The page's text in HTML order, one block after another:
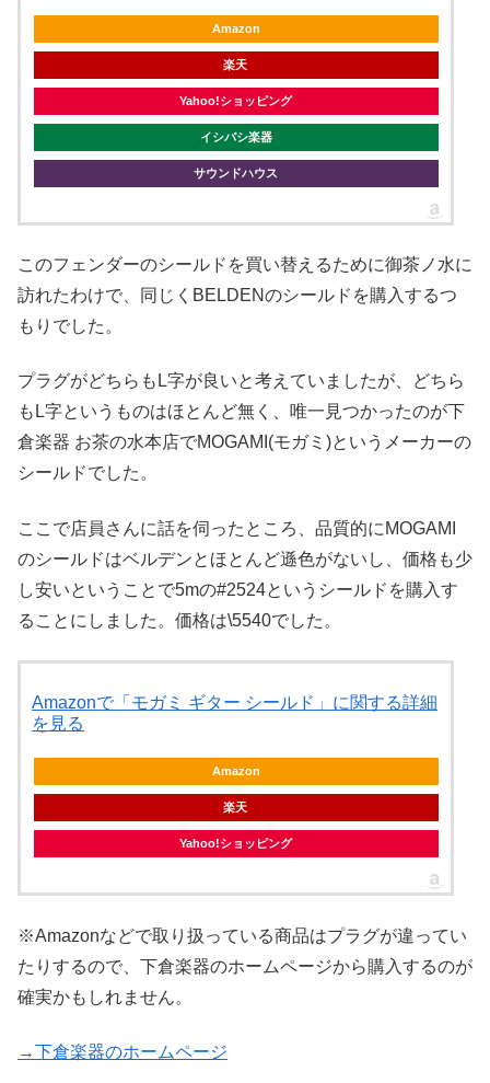
Amazon
楽天
Yahoo!ショッピング
イシバシ楽器
サウンドハウス
このフェンダーのシールドを買い替えるために御茶ノ水に
訪れたわけで、同じくBELDENのシールドを購入するつ
もりでした。
プラグがどちらもL字が良いと考えていましたが、どちら
もL字というものはほとんど無く、唯一見つかったのが下
倉楽器 お茶の水本店でMOGAMI(モガミ)というメーカーの
シールドでした。
ここで店員さんに話を伺ったところ、品質的にMOGAMI
のシールドはベルデンとほとんど遜色がないし、価格も少
し安いということで5mの#2524というシールドを購入す
ることにしました。価格は\5540でした。
Amazonで「モガミ ギター シールド」に関する詳細
を見る
Amazon
楽天
Yahoo!ショッピング
※Amazonなどで取り扱っている商品はプラグが違ってい
たりするので、下倉楽器のホームページから購入するのが
確実かもしれません。
→下倉楽器のホームページ